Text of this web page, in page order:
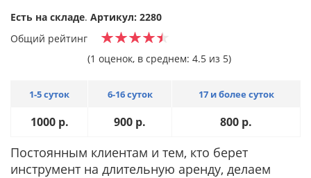
Есть на складе. Артикул: 2280
Общий рейтинг
(1 оценок, в среднем: 4.5 из 5)
1-5 суток 6-16 суток 17 и более суток
1000 р. 900 р. 800 р.
Постоянным клиентам и тем, кто берет
инструмент на длительную аренду, делаем